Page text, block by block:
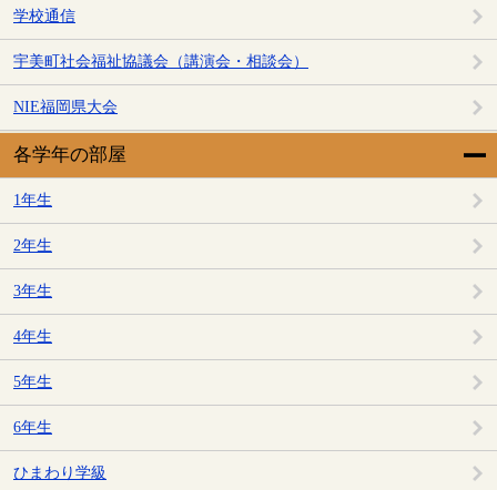
学校通信
宇美町社会福祉協議会（講演会・相談会）
NIE福岡県大会
各学年の部屋
1年生
2年生
3年生
4年生
5年生
6年生
ひまわり学級